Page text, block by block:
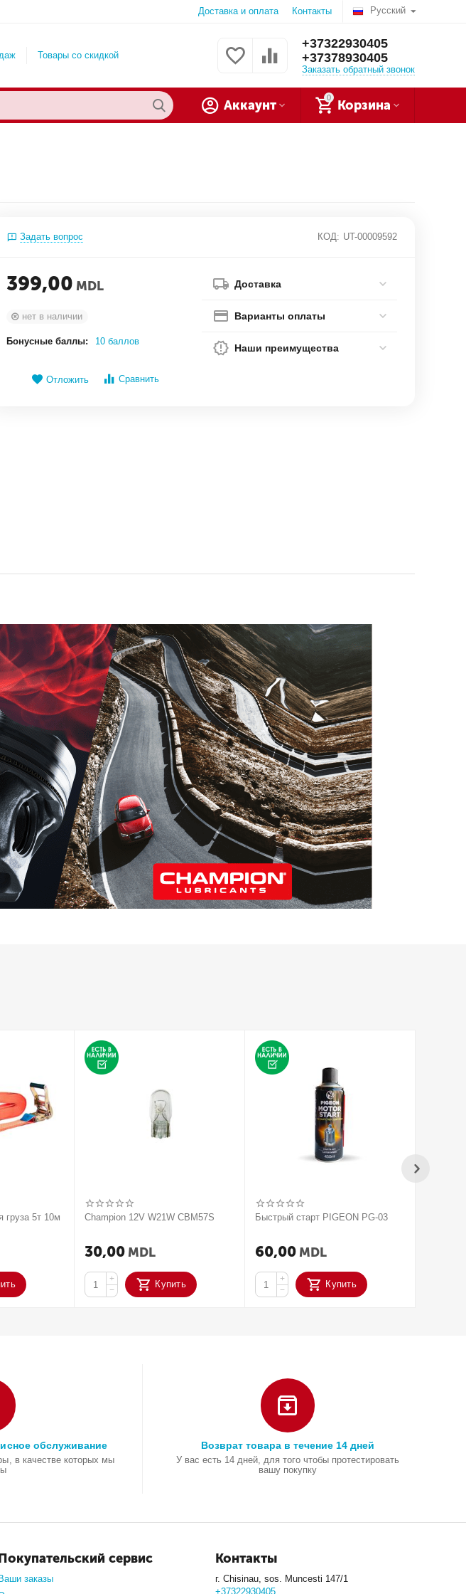
Русский
Доставка и оплата Контакты
Товары со скидкой
+37322930405
+37378930405
Заказать обратный звонок
0
Корзина
Аккаунт
Задать вопрос КОД: UT-00009592
399,00 MDL
нет в наличии
Бонусные баллы: 10 баллов
Отложить Сравнить
Доставка
Варианты оплаты
Наши преимущества
груза 5т 10м
Champion 12V W21W CBM57S
30,00 MDL
+
−
Купить
Быстрый старт PIGEON PG-03
60,00 MDL
+
−
Купить
обслуживание
в качестве которых мы
Возврат товара в течение 14 дней
У вас есть 14 дней, для того чтобы протестировать
вашу покупку
сервис
Ваши заказы
Контакты
г. Chisinau, sos. Muncesti 147/1
+37322930405